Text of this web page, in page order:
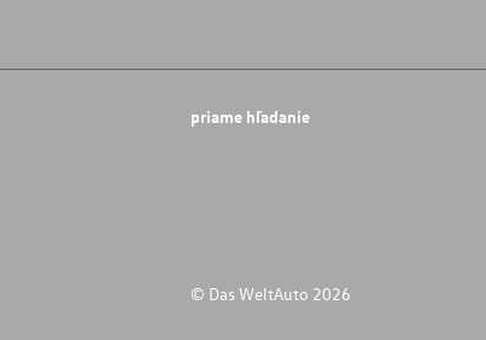
priame hľadanie
© Das WeltAuto 2026